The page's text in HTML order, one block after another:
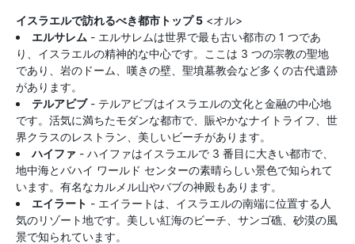
イスラエルで訪れるべき都市トップ 5 <オル>
エルサレム - エルサレムは世界で最も古い都市の 1 つであ
り、イスラエルの精神的な中心です。ここは 3 つの宗教の聖地
であり、岩のドーム、嘆きの壁、聖墳墓教会など多くの古代遺跡
があります。
テルアビブ- テルアビブはイスラエルの文化と金融の中心地
です。活気に満ちたモダンな都市で、賑やかなナイトライフ、世
界クラスのレストラン、美しいビーチがあります。
ハイファ - ハイファはイスラエルで 3 番目に大きい都市で、
地中海とバハイ ワールド センターの素晴らしい景色で知られて
います。有名なカルメル山やバブの神殿もあります。
エイラート - エイラートは、イスラエルの南端に位置する人
気のリゾート地です。美しい紅海のビーチ、サンゴ礁、砂漠の風
景で知られています。